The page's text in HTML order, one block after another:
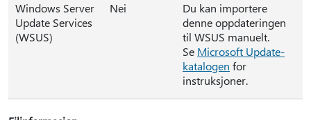
Windows Server
Update Services
(WSUS)
Nei
Du kan importere
denne oppdateringen
til WSUS manuelt.
Se Microsoft Update-
katalogen for
instruksjoner.